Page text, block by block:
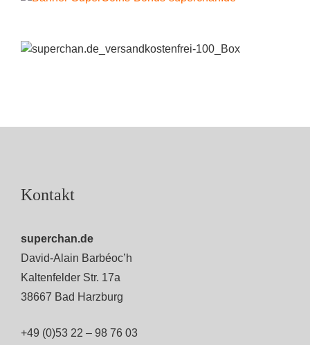
Kontakt
superchan.de
David-Alain Barbéoc’h
Kaltenfelder Str. 17a
38667 Bad Harzburg
+49 (0)53 22 – 98 76 03